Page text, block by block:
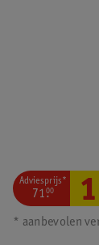
Adviesprijs*
71.
00
* aanbevolen